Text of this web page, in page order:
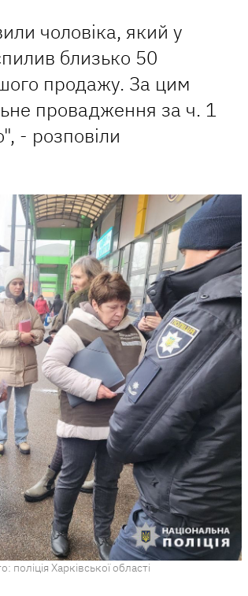
чоловіка, який у
близько 50
продажу. За цим
провадження за ч. 1
- розповіли
Харківської області